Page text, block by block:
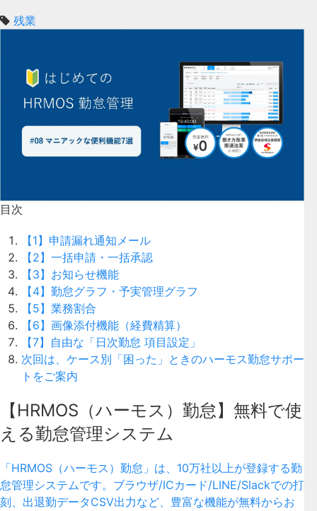
残業
目次
【1】申請漏れ通知メール
【2】一括申請・一括承認
【3】お知らせ機能
【4】勤怠グラフ・予実管理グラフ
【5】業務割合
【6】画像添付機能（経費精算）
【7】自由な「日次勤怠 項目設定」
次回は、ケース別「困った」ときのハーモス勤怠サポー
トをご案内
【HRMOS（ハーモス）勤怠】無料で使
える勤怠管理システム
「HRMOS（ハーモス）勤怠」は、10万社以上が登録する勤
怠管理システムです。ブラウザ/ICカード/LINE/Slackでの打
刻、出退勤データCSV出力など、豊富な機能が無料からお